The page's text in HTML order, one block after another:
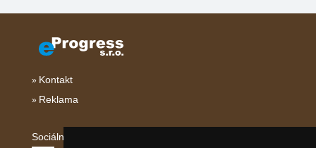
Kontakt
Reklama
Sociální sítě: